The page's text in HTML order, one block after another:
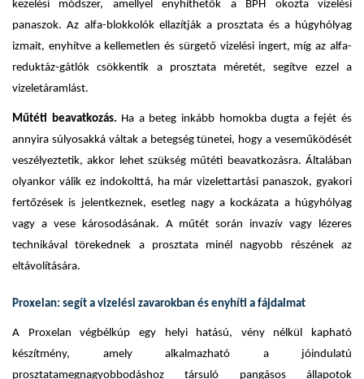
kezelési módszer, amellyel enyhíthetők a BPH okozta vizelési
panaszok. Az alfa-blokkolók ellazítják a prosztata és a húgyhólyag
izmait, enyhítve a kellemetlen és sürgető vizelési ingert, míg az alfa-
reduktáz-gátlók csökkentik a prosztata méretét, segítve ezzel a
vizeletáramlást.
Műtéti beavatkozás. Ha a beteg inkább homokba dugta a fejét és
annyira súlyosakká váltak a betegség tünetei, hogy a veseműködését
veszélyeztetik, akkor lehet szükség műtéti beavatkozásra. Általában
olyankor válik ez indokolttá, ha már vizelettartási panaszok, gyakori
fertőzések is jelentkeznek, esetleg nagy a kockázata a húgyhólyag
vagy a vese károsodásának. A műtét során invazív vagy lézeres
technikával törekednek a prosztata minél nagyobb részének az
eltávolítására.
Proxelan: segít a vizelési zavarokban és enyhíti a fájdalmat
A Proxelan végbélkúp egy helyi hatású, vény nélkül kapható
készítmény, amely alkalmazható a jóindulatú
prosztatamegnagyobbodáshoz társuló pangásos állapotok